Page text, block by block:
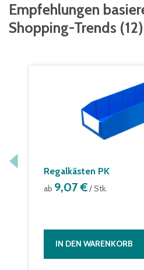
Empfehlungen
Shopping-Trends (12)
Regalkästen PK
ab 9,07 €/ Stk.
IN DEN WARENKORB